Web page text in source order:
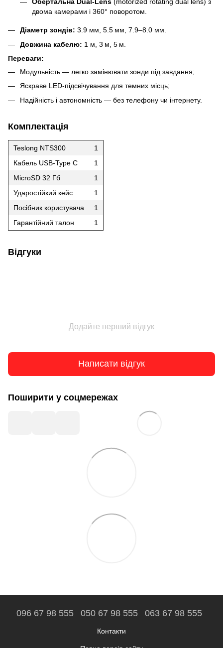
Обертальна Dual‑Lens (motorized rotating dual lens) з
двома камерами і 360° поворотом.
Діаметр зондів: 3.9 мм, 5.5 мм, 7.9–8.0 мм.
Довжина кабелю: 1 м, 3 м, 5 м.
Переваги:
Модульність — легко замінювати зонди під завдання;
Яскраве LED‑підсвічування для темних місць;
Надійність і автономність — без телефону чи інтернету.
Комплектація
Teslong NTS300
1
Кабель USB-Type C
1
MicroSD 32 Гб
1
Ударостійкий кейс
1
Посібник користувача
1
Гарантійний талон
1
Відгуки
Додайте перший відгук
Написати відгук
Поширити у соцмережах
096 67 98 555 050 67 98 555 063 67 98 555
Контакти